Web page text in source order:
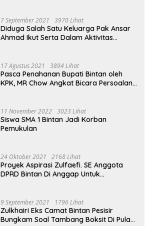
7 September 2021 3970 Lihat
Diduga Salah Satu Keluarga Pak Ansar
Ahmad Ikut Serta Dalam Aktivitas
17 Agustus 2021 3894 Lihat
Pasca Penahanan Bupati Bintan oleh
KPK, MR Chow Angkat Bicara Persoalan
11 November 2022 3023 Lihat
Siswa SMA 1 Bintan Jadi Korban
Pemukulan
24 Oktober 2021 2168 Lihat
Proyek Aspirasi Zulfaefi. SE Anggota
DPRD Bintan Di Anggap Untuk
9 September 2021 1796 Lihat
Zulkhairi Eks Camat Bintan Pesisir
Bungkam Soal Tambang Boksit Di Pulau